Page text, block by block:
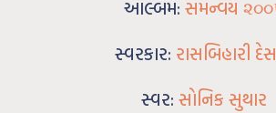
આલ્બમ: સમન્વય
સ્વરકાર: રાસબિહારી
સ્વર: સોનિક સુથાર